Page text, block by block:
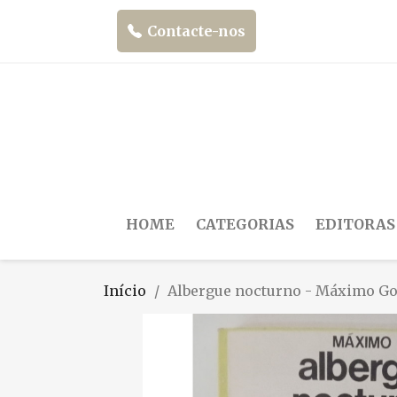
Contacte-nos
HOME CATEGORIAS EDITORAS
Início Albergue nocturno - Máximo